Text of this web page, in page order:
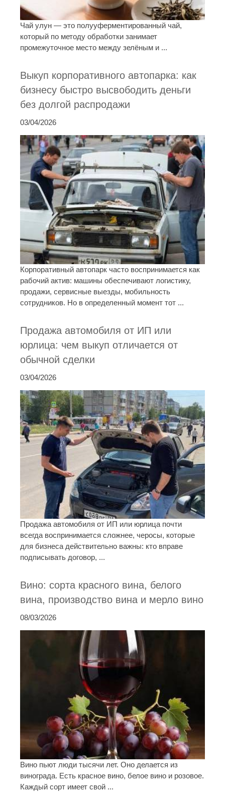
Чай улун — это полууферментированный чай,
который по методу обработки занимает
промежуточное место между зелёным и ...
Выкуп корпоративного автопарка: как
бизнесу быстро высвободить деньги
без долгой распродажи
03/04/2026
Корпоративный автопарк часто воспринимается как
рабочий актив: машины обеспечивают логистику,
продажи, сервисные выезды, мобильность
сотрудников. Но в определенный момент тот ...
Продажа автомобиля от ИП или
юрлица: чем выкуп отличается от
обычной сделки
03/04/2026
Продажа автомобиля от ИП или юрлица почти
всегда воспринимается сложнее, черосы, которые
для бизнеса действительно важны: кто вправе
подписывать договор, ...
Вино: сорта красного вина, белого
вина, производство вина и мерло вино
08/03/2026
Вино пьют люди тысячи лет. Оно делается из
винограда. Есть красное вино, белое вино и розовое.
Каждый сорт имеет свой ...